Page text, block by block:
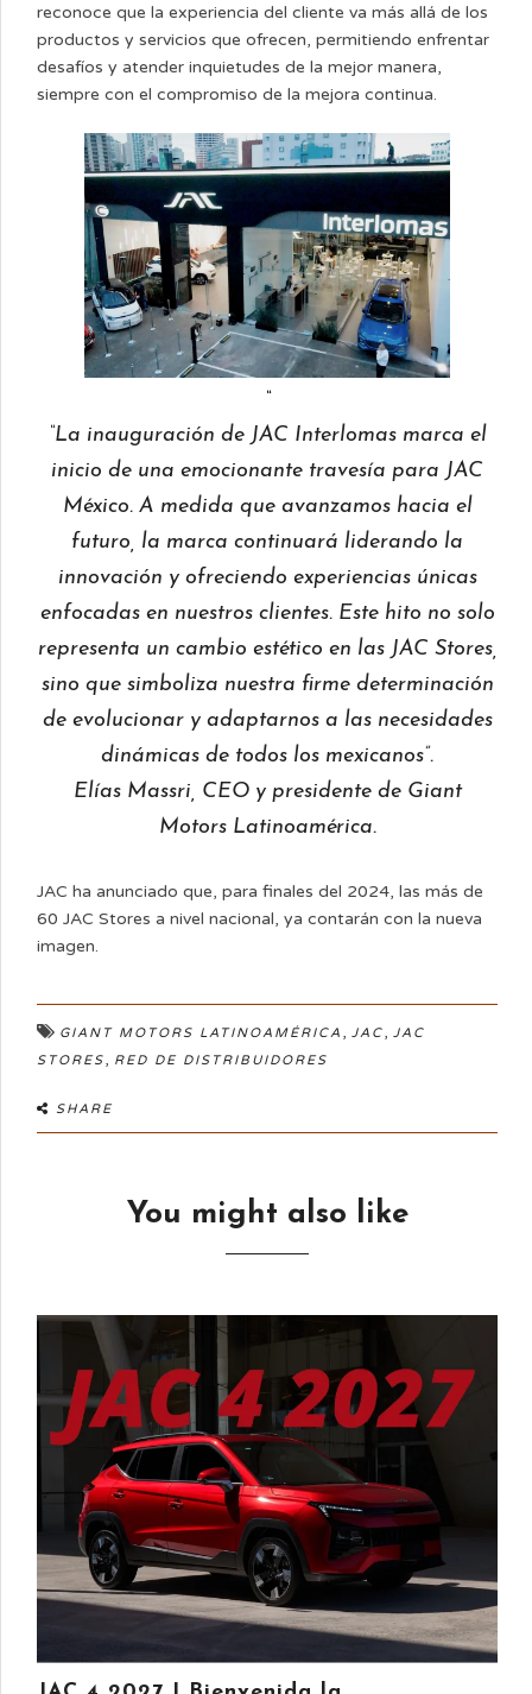
reconoce que la experiencia del cliente va más allá de los
productos y servicios que ofrecen, permitiendo enfrentar
desafíos y atender inquietudes de la mejor manera,
siempre con el compromiso de la mejora continua.
“La inauguración de JAC Interlomas marca el
inicio de una emocionante travesía para JAC
México. A medida que avanzamos hacia el
futuro, la marca continuará liderando la
innovación y ofreciendo experiencias únicas
enfocadas en nuestros clientes. Este hito no solo
representa un cambio estético en las JAC Stores,
sino que simboliza nuestra firme determinación
de evolucionar y adaptarnos a las necesidades
dinámicas de todos los mexicanos”.
Elías Massri, CEO y presidente de Giant
Motors Latinoamérica.
JAC ha anunciado que, para finales del 2024, las más de
60 JAC Stores a nivel nacional, ya contarán con la nueva
imagen.
GIANT MOTORS LATINOAMÉRICA , JAC, JAC
STORES, RED DE DISTRIBUIDORES
SHARE
You might also like